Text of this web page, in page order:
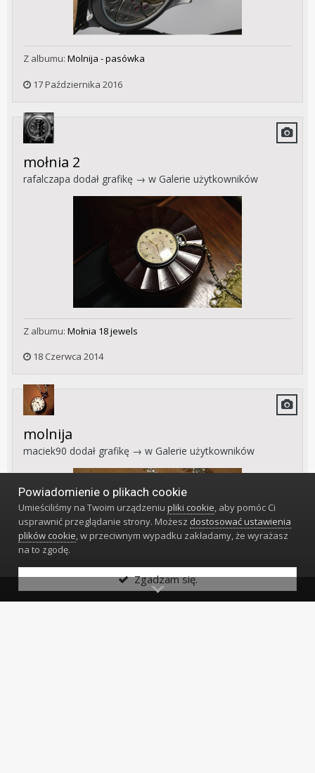
Z albumu: Molnija - pasówka
17 Października 2016
mołnia 2
rafalczapa dodał grafikę → w Galerie użytkowników
Z albumu: Mołnia 18 jewels
18 Czerwca 2014
molnija
maciek90 dodał grafikę → w Galerie użytkowników
Powiadomienie o plikach cookie
Umieściliśmy na Twoim urządzeniupliki cookie, aby pomóc Ci
usprawnić przeglądanie strony. Możesz dostosować ustawienia
plików cookie, w przeciwnym wypadku zakładamy, że wyrażasz
na to zgodę.
Zgadzam się.